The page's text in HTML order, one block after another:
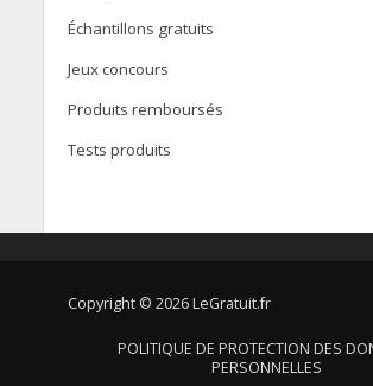
Échantillons gratuits
Jeux concours
Produits remboursés
Tests produits
Copyright © 2026 LeGratuit.fr
POLITIQUE DE PROTECTION DES
PERSONNELLES